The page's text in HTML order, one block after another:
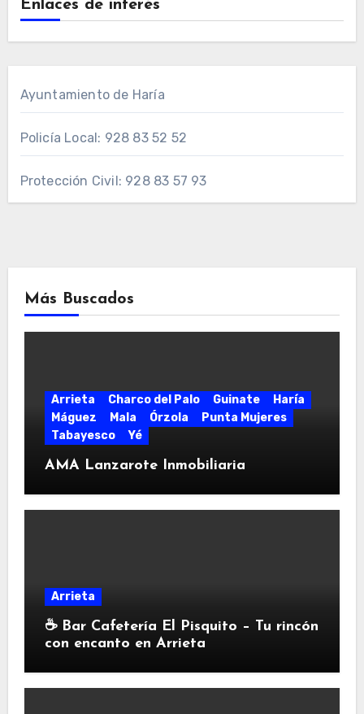
Enlaces de interés
Ayuntamiento de Haría
Policía Local: 928 83 52 52
Protección Civil: 928 83 57 93
Más Buscados
Arrieta Charco del Palo Guinate
Haría
Máguez
Mala Órzola
Punta Mujeres
Tabayesco
Yé
AMA Lanzarote Inmobiliaria
Arrieta
☕ Bar Cafetería El Pisquito – Tu rincón
con encanto en Arrieta